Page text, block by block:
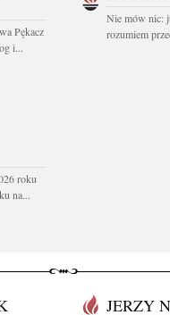
Pękacz
i...
Nie mów nic:
rozumiem
roku
na...
JERZY